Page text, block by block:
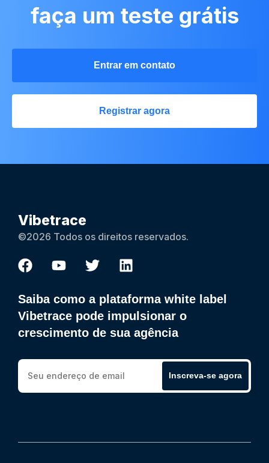
faça um teste grátis
Entrar em contato
Registrar agora
Vibetrace
©2026 Todos os direitos reservados.
Saiba como a plataforma white label
Vibetrace pode impulsionar o
crescimento de sua agência
Inscreva-se agora